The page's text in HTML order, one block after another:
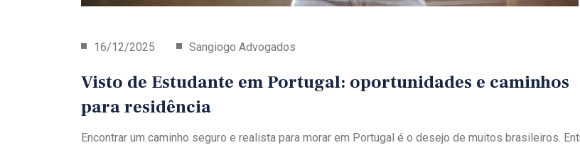
16/12/2025 Sangiogo Advogados
Visto de Estudante em Portugal: oportunidades e caminhos
para residência
Encontrar um caminho seguro e realista para morar em Portugal é o desejo de muitos brasileiros.